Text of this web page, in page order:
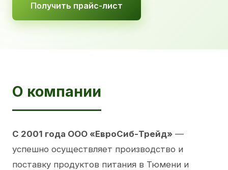
Получить прайс-лист
О компании
С 2001 года ООО «ЕвроСиб-Трейд» —
успешно осуществляет производство и
поставку продуктов питания в Тюмени и